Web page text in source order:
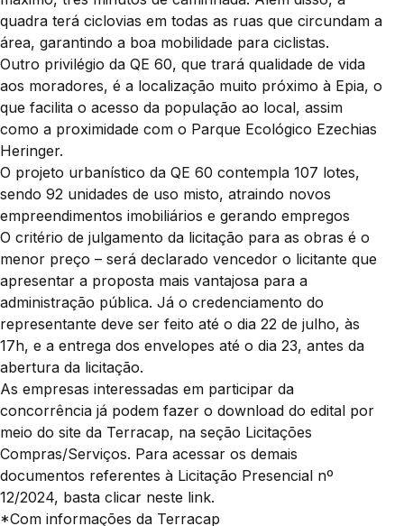
quadra terá ciclovias em todas as ruas que circundam a
área, garantindo a boa mobilidade para ciclistas.
Outro privilégio da QE 60, que trará qualidade de vida
aos moradores, é a localização muito próximo à Epia, o
que facilita o acesso da população ao local, assim
como a proximidade com o Parque Ecológico Ezechias
Heringer.
O projeto urbanístico da QE 60 contempla 107 lotes,
sendo 92 unidades de uso misto, atraindo novos
empreendimentos imobiliários e gerando empregos
O critério de julgamento da licitação para as obras é o
menor preço – será declarado vencedor o licitante que
apresentar a proposta mais vantajosa para a
administração pública. Já o credenciamento do
representante deve ser feito até o dia 22 de julho, às
17h, e a entrega dos envelopes até o dia 23, antes da
abertura da licitação.
As empresas interessadas em participar da
concorrência já podem fazer o download do edital por
meio do site da Terracap, na seção Licitações
Compras/Serviços. Para acessar os demais
documentos referentes à Licitação Presencial nº
12/2024, basta clicar neste link.
*Com informações da Terracap